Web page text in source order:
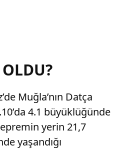
Muğla’nın Datça
4.1 büyüklüğünde
yerin 21,7
yaşandığı